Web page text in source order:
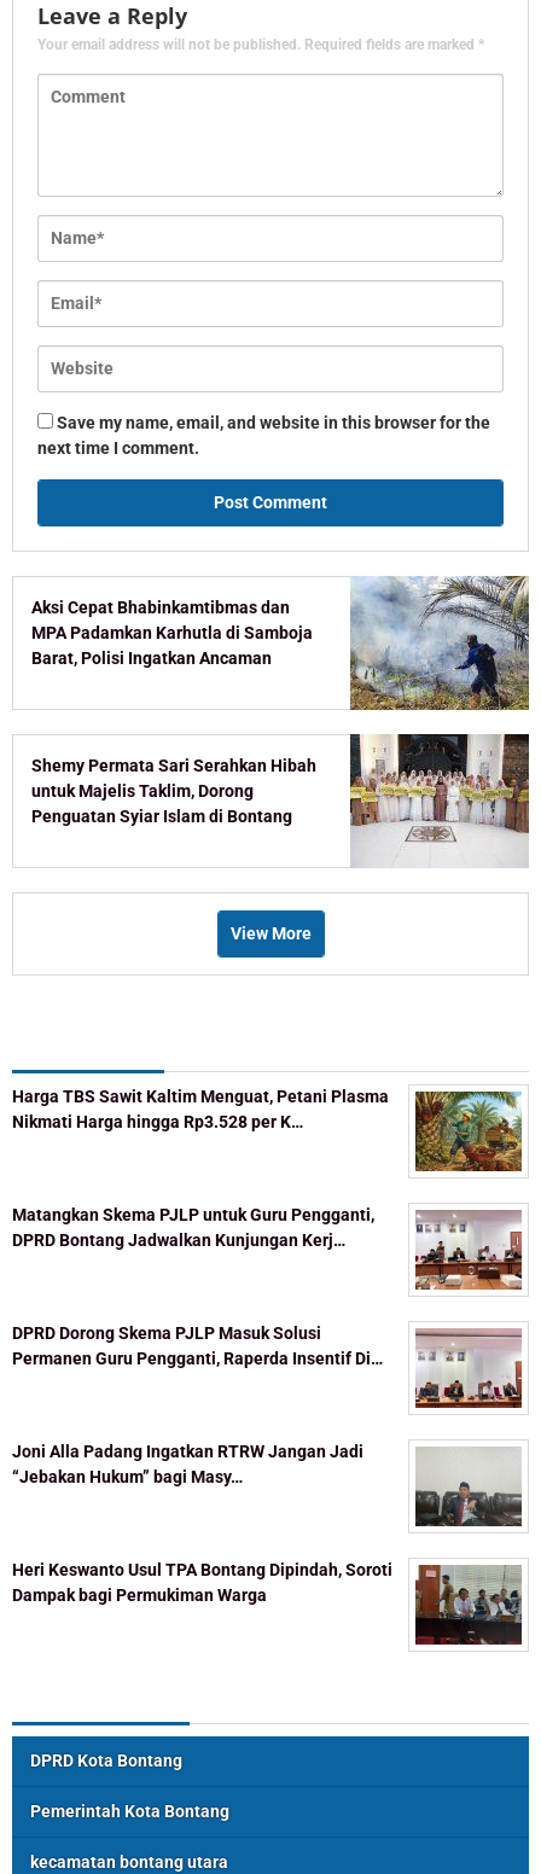
Leave a Reply
Your email address will not be published. Required fields are marked *
Save my name, email, and website in this browser for the
next time I comment.
Aksi Cepat Bhabinkamtibmas dan
MPA Padamkan Karhutla di Samboja
Barat, Polisi Ingatkan Ancaman
Shemy Permata Sari Serahkan Hibah
untuk Majelis Taklim, Dorong
Penguatan Syiar Islam di Bontang
View More
Harga TBS Sawit Kaltim Menguat, Petani Plasma
Nikmati Harga hingga Rp3.528 per K…
Matangkan Skema PJLP untuk Guru Pengganti,
DPRD Bontang Jadwalkan Kunjungan Kerj…
DPRD Dorong Skema PJLP Masuk Solusi
Permanen Guru Pengganti, Raperda Insentif Di…
Joni Alla Padang Ingatkan RTRW Jangan Jadi
“Jebakan Hukum” bagi Masy…
Heri Keswanto Usul TPA Bontang Dipindah, Soroti
Dampak bagi Permukiman Warga
DPRD Kota Bontang
Pemerintah Kota Bontang
kecamatan bontang utara